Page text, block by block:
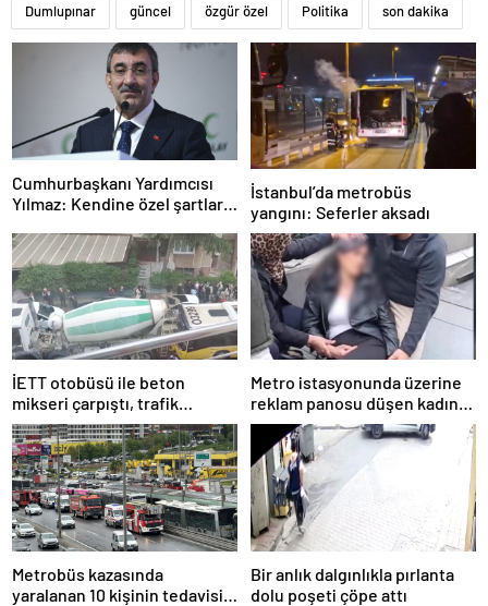
Dumlupınar güncel özgür özel Politika son dakika
Cumhurbaşkanı Yardımcısı
Yılmaz: Kendine özel şartları
İstanbul’da metrobüs
yangını: Seferler aksadı
İETT otobüsü ile beton
mikseri çarpıştı, trafik
yoğunluğu oluştu
Metro istasyonunda üzerine
reklam panosu düşen kadın
yaralandı
Metrobüs kazasında
yaralanan 10 kişinin tedavisi
Bir anlık dalgınlıkla pırlanta
dolu poşeti çöpe attı